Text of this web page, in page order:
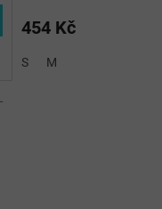
454 Kč
S M